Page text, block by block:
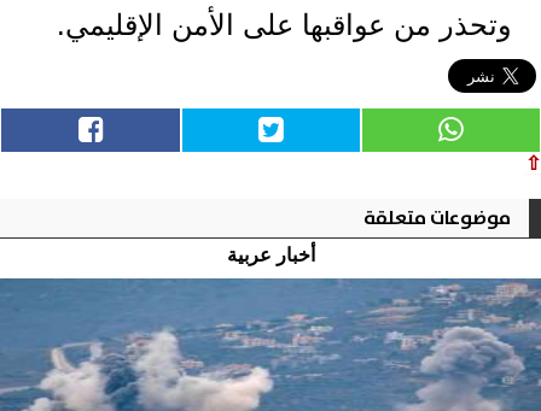
وتحذر من عواقبها على الأمن الإقليمي.
⇧
موضوعات متعلقة
أخبار عربية